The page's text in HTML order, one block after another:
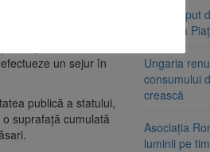
hotelier
un sejur în
publică a statului,
suprafaţă cumulată
Am
de lângă
Ungaria
consumului
crească
Asociația
luminii pe